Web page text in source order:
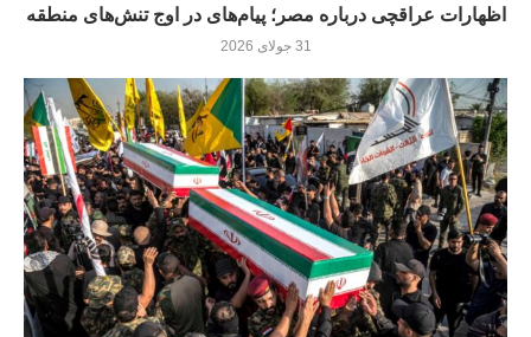
اظهارات عراقچی درباره مصر؛ پیام‌های در اوج تنش‌های منطقه
31 جولای 2026